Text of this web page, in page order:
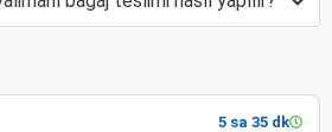
5 sa 35 dk